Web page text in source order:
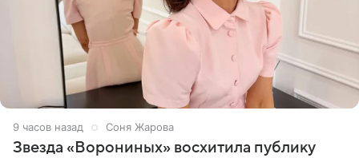
9 часов назад Соня Жарова
Звезда «Ворониных» восхитила публику